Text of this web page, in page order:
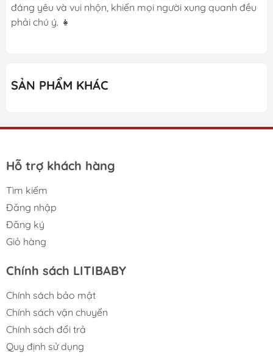
đáng yêu và vui nhộn, khiến mọi người xung quanh đều
phải chú ý. 👧
SẢN PHẨM KHÁC
Hỗ trợ khách hàng
Tìm kiếm
Đăng nhập
Đăng ký
Giỏ hàng
Chính sách LITIBABY
Chính sách bảo mật
Chính sách vận chuyển
Chính sách đổi trả
Quy định sử dụng